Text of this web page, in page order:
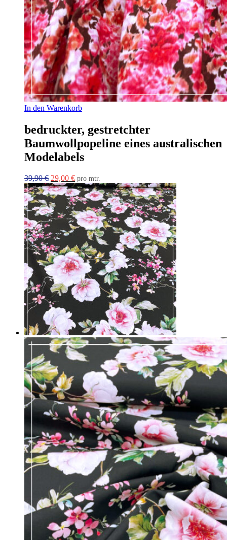
In den Warenkorb
bedruckter, gestretchter
Baumwollpopeline eines australischen
Modelabels
39,90€ Ursprünglicher
Preis
war:
39,90 €
29,00 €Aktueller
Preis
ist:
29,00 €.
pro mtr.